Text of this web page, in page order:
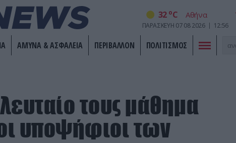
32 oC
ΠΑΡΑΣΚΕΥΗ 07 08 2026 12:56
ΑΜΥΝΑ & ΑΣΦΑΛΕΙΑ ΠΕΡΙΒΑΛΛΟΝ ΠΟΛΙΤΙΣΜΟΣ
τους μάθημα
υποψήφιοι των